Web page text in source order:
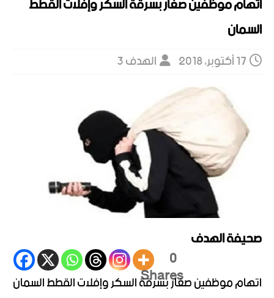
السمان
17 أكتوبر، 2018 الهدف 3
صحيفة الهدف
0
Shares
اتهام موظفين صغار بسرقة السكر وإفلات القطط السمان